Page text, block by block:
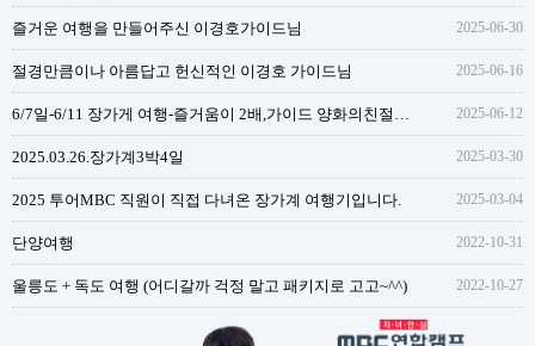
즐거운 여행을 만들어주신 이경호가이드님 2025-06-30
절경만큼이나 아름답고 헌신적인 이경호 가이드님 2025-06-16
2025-06-12
2025.03.26.장가계3박4일 2025-03-30
2025 투어MBC 직원이 직접 다녀온 장가계 여행기입니다. 2025-03-04
단양여행 2022-10-31
울릉도 + 독도 여행 (어디갈까 걱정 말고 패키지로 고고~^^) 2022-10-27